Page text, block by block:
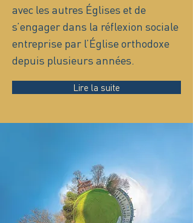
avec les autres Églises et de
s’engager dans la réflexion sociale
entreprise par l’Église orthodoxe
depuis plusieurs années.
Lire la suite